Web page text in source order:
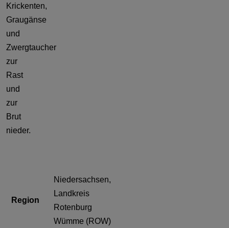
Krickenten,
Graugänse
und
Zwergtaucher
zur
Rast
und
zur
Brut
nieder.
Region
Niedersachsen,
Landkreis
Rotenburg
Wümme (ROW)